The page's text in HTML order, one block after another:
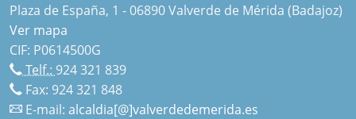
Plaza de España, 1 - 06890 Valverde de Mérida (Badajoz)
Ver mapa
CIF: P0614500G
Telf.: 924 321 839
Fax: 924 321 848
E-mail: alcaldia[@]valverdedemerida.es